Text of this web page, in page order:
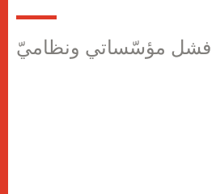
فشل مؤسّساتي ونظاميّ